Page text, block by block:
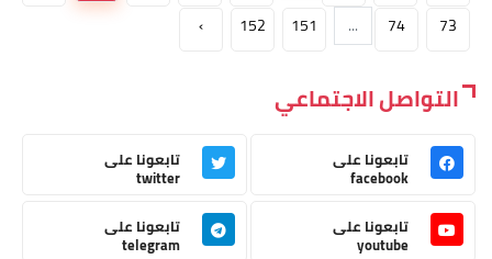
73
74
...
151
152
›
التواصل الاجتماعي
تابعونا على
facebook
تابعونا على
twitter
تابعونا على
youtube
تابعونا على
telegram